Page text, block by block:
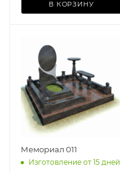
В КОРЗИНУ
Мемориал 011
Изготовление от 15 дней